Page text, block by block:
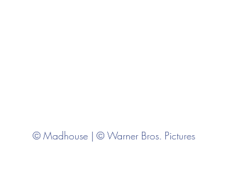
© Madhouse | © Warner Bros. Pictures